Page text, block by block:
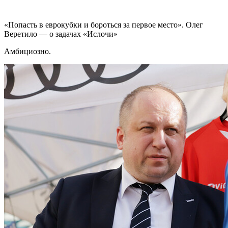
«Попасть в еврокубки и бороться за первое место». Олег
Веретило — о задачах «Ислочи»
Амбициозно.